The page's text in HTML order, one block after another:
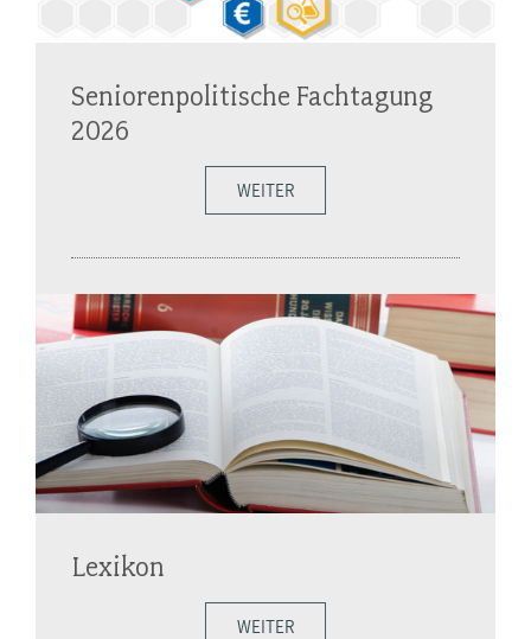
Seniorenpolitische Fachtagung
2026
WEITER
Lexikon
WEITER